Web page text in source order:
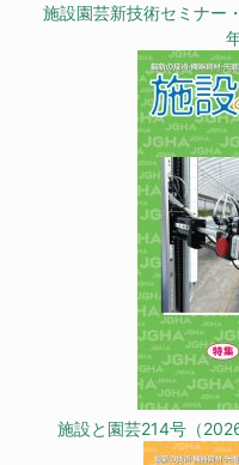
施設園芸新技術セミナー
施設と園芸214号（